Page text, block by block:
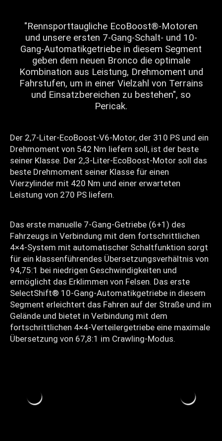
"Rennsporttaugliche EcoBoost®-Motoren
und unsere ersten 7-Gang-Schalt- und 10-
Gang-Automatikgetriebe in diesem Segment
geben dem neuen Bronco die optimale
Kombination aus Leistung, Drehmoment und
Fahrstufen, um in einer Vielzahl von Terrains
und Einsatzbereichen zu bestehen", so
Pericak.
Der 2,7-Liter-EcoBoost-V6-Motor, der 310 PS und ein
Drehmoment von 542 Nm liefern soll, ist der beste
seiner Klasse. Der 2,3-Liter-EcoBoost-Motor soll das
beste Drehmoment seiner Klasse für einen
Vierzylinder mit 420 Nm und einer erwarteten
Leistung von 270 PS liefern.
Das erste manuelle 7-Gang-Getriebe (6+1) des
Fahrzeugs in Verbindung mit dem fortschrittlichen
4×4-System mit automatischer Schaltfunktion sorgt
für ein klassenführendes Übersetzungsverhältnis von
94,75:1 bei niedrigen Geschwindigkeiten und
ermöglicht das Erklimmen von Felsen. Das erste
SelectShift® 10-Gang-Automatikgetriebe in diesem
Segment erleichtert das Fahren auf der Straße und im
Gelände und bietet in Verbindung mit dem
fortschrittlichen 4×4-Verteilergetriebe eine maximale
Übersetzung von 67,8:1 im Crawling-Modus.